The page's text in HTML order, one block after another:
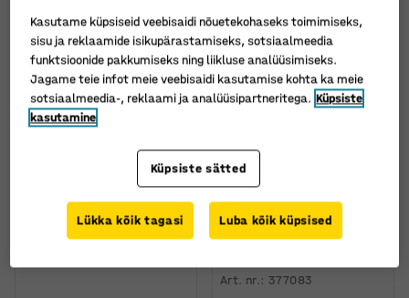
6 toodet
Raamatukäru KARIN
Raamatukäru LIBER,
Art. nr.: 377083
Kasutame küpsiseid veebisaidi nõuetekohaseks toimimiseks,
sisu ja reklaamide isikupärastamiseks, sotsiaalmeedia
funktsioonide pakkumiseks ning liikluse analüüsimiseks.
Jagame teie infot meie veebisaidi kasutamise kohta ka meie
sotsiaalmeedia-, reklaami ja analüüsipartneritega. Küpsiste
kasutamine
Küpsiste sätted
Lükka kõik tagasi Luba kõik küpsised